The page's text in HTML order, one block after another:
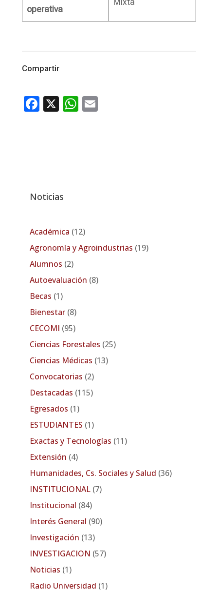
operativa
Compartir
Facebook
X WhatsApp
Email
Noticias
Académica (12)
Agronomía y Agroindustrias (19)
Alumnos (2)
Autoevaluación (8)
Becas (1)
Bienestar(8)
CECOMI (95)
Ciencias Forestales (25)
Ciencias Médicas (13)
Convocatorias (2)
Destacadas (115)
Egresados (1)
ESTUDIANTES (1)
Exactas y Tecnologías (11)
Extensión (4)
Humanidades, Cs. Sociales y Salud (36)
INSTITUCIONAL(7)
Institucional (84)
Interés General (90)
Investigación (13)
INVESTIGACION (57)
Noticias (1)
Radio Universidad (1)